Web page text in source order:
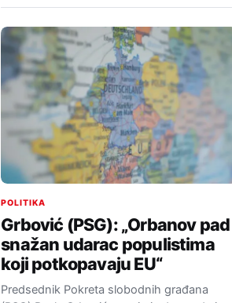
POLITIKA
Grbović (PSG): „Orbanov pad
snažan udarac populistima
koji potkopavaju EU“
Predsednik Pokreta slobodnih građana